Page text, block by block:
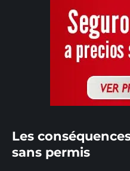
Les
sans permis